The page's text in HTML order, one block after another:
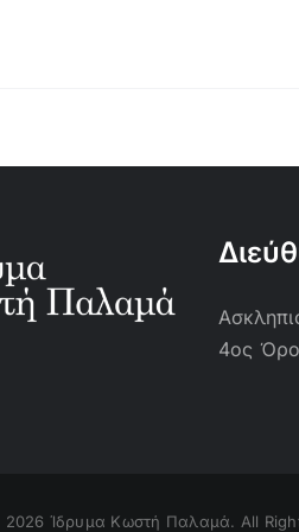
4ος
2026 Ίδρυμα Κωστή Παλαμά. All